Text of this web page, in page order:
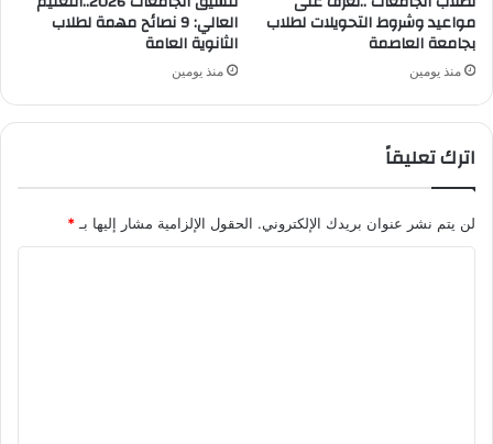
مواعيد وشروط التحويلات لطلاب
بجامعة العاصمة
منذ يومين
العالي: 9 نصائح مهمة لطلاب
الثانوية العامة
منذ يومين
اترك تعليقاً
لن يتم نشر عنوان بريدك الإلكتروني. الحقول الإلزامية مشار إليها بـ *